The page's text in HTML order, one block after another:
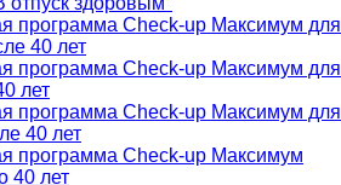
программа Check-up Максимум для
40 лет
программа Check-up Максимум для
лет
программа Check-up Максимум для
40 лет
программа Check-up Максимум
40 лет